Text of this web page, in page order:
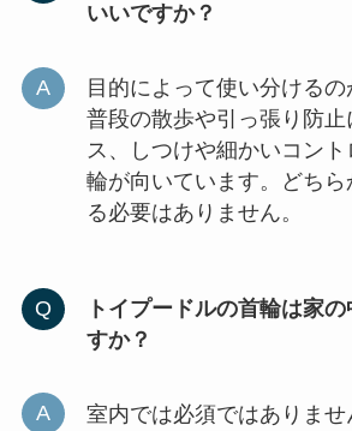
いいですか？
目的によって使い分けるの
普段の散歩や引っ張り防止
ス、しつけや細かいコン
輪が向いています。どち
る必要はありません。
トイプードルの首輪は家
すか？
室内では必須ではありま